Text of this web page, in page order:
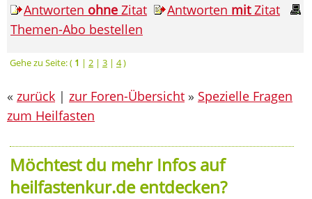
Antworten ohne Zitat Antworten mitZitat
Themen-Abo bestellen
Gehe zu Seite: ( 1 | 2 | 3 | 4)
« zurück | zur Foren-Übersicht » Spezielle Fragen
zum Heilfasten
Möchtest du mehr Infos auf
heilfastenkur.de entdecken?